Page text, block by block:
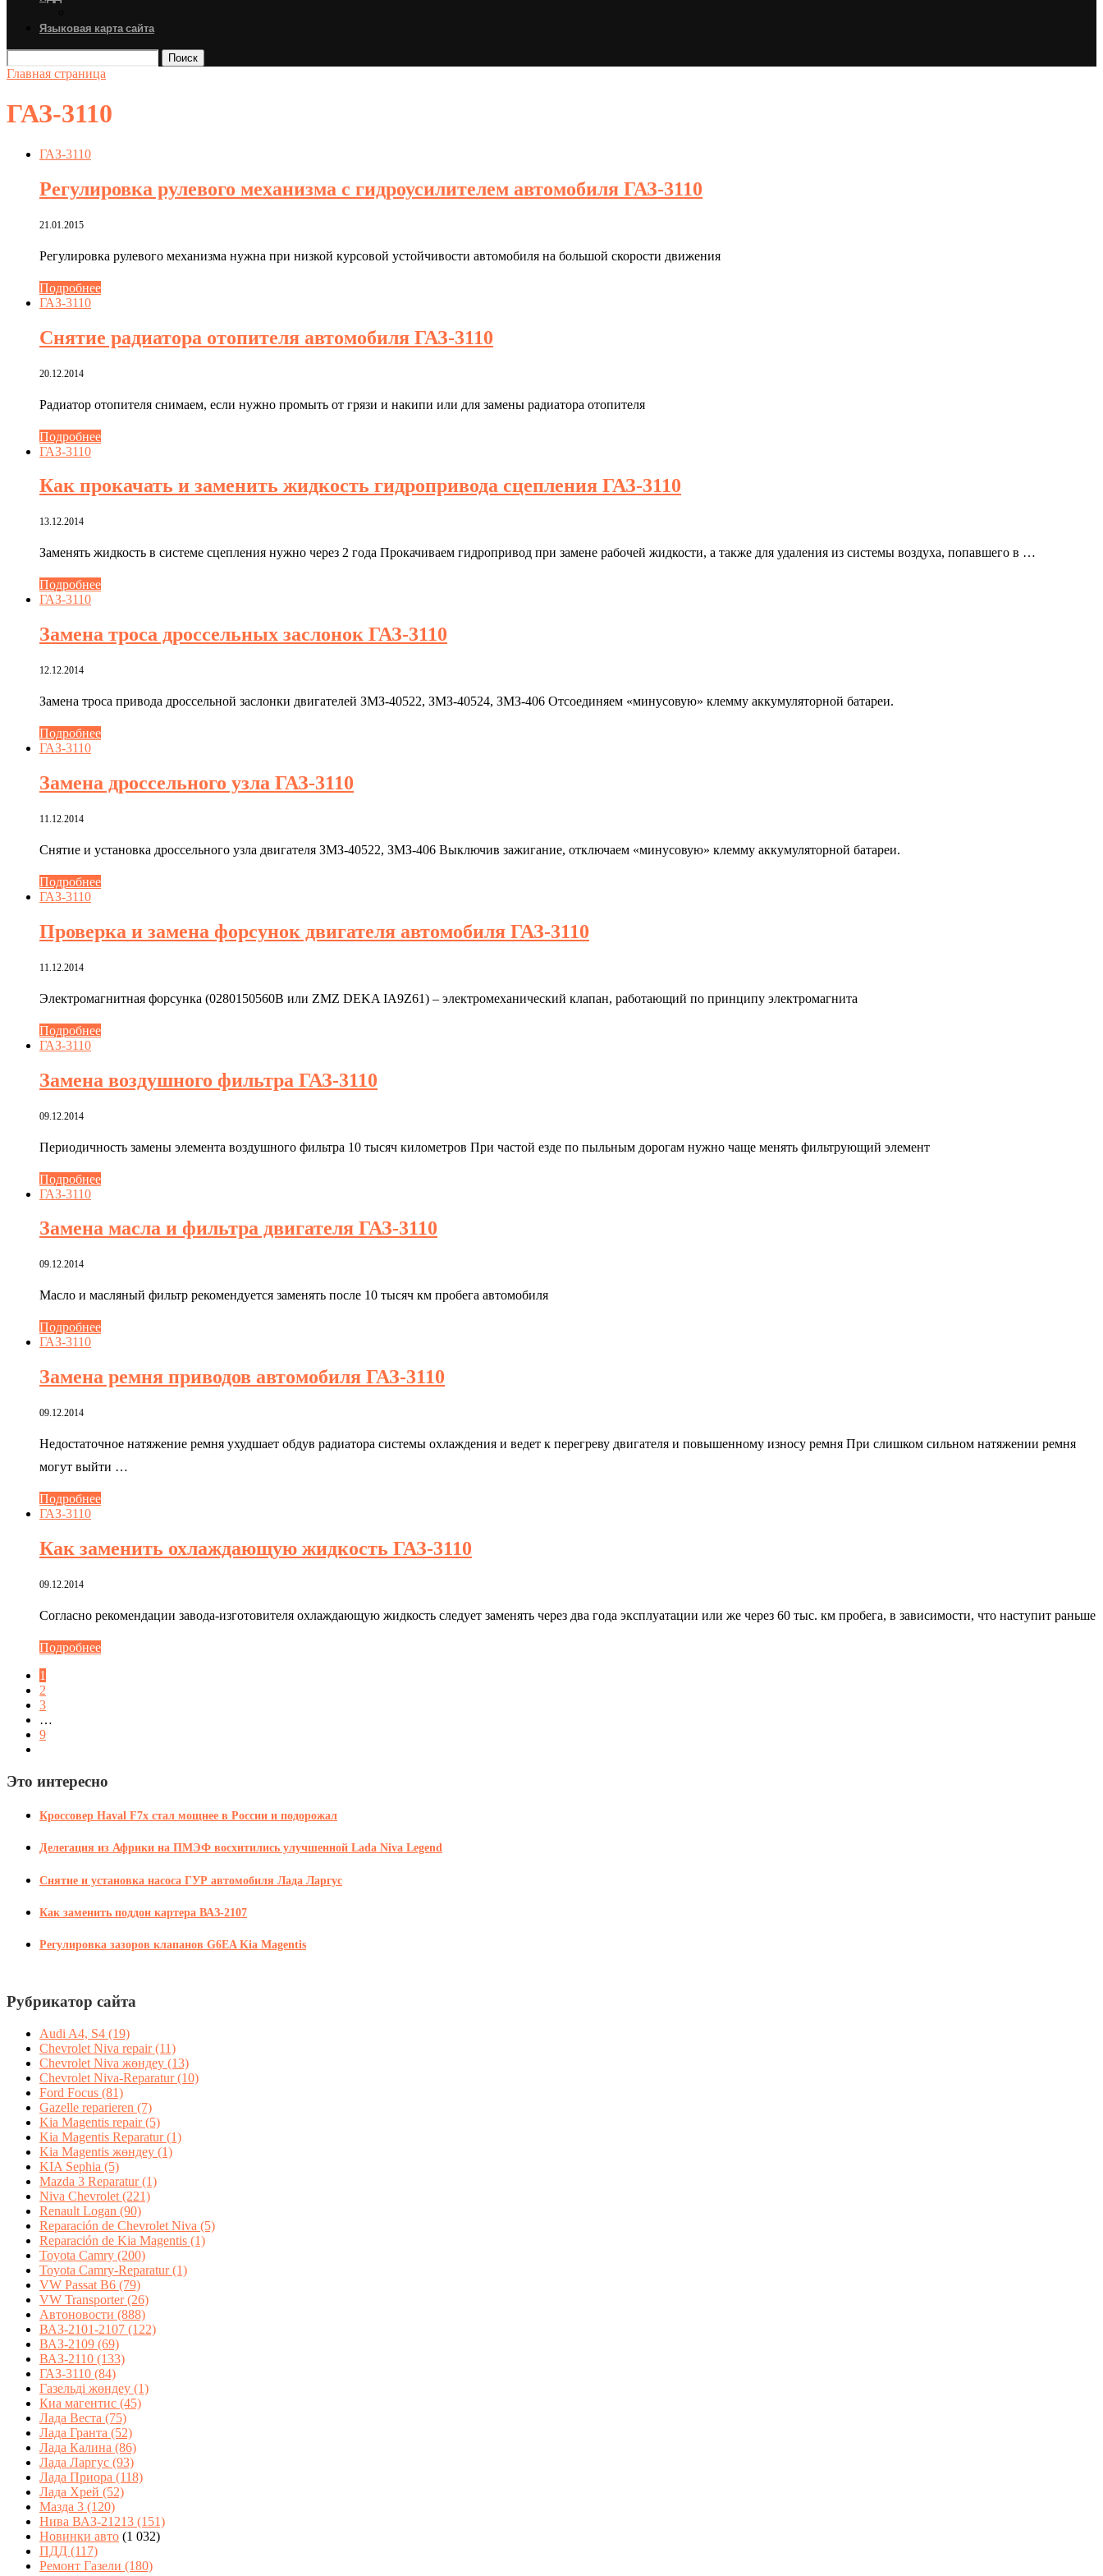
Языковая карта сайта
Поиск
Главная страница
ГАЗ-3110
ГАЗ-3110
Регулировка рулевого механизма с гидроусилителем автомобиля ГАЗ-3110
21.01.2015
Регулировка рулевого механизма нужна при низкой курсовой устойчивости автомобиля на большой скорости движения
Подробнее
ГАЗ-3110
Снятие радиатора отопителя автомобиля ГАЗ-3110
20.12.2014
Радиатор отопителя снимаем, если нужно промыть от грязи и накипи или для замены радиатора отопителя
Подробнее
ГАЗ-3110
Как прокачать и заменить жидкость гидропривода сцепления ГАЗ-3110
13.12.2014
Заменять жидкость в системе сцепления нужно через 2 года Прокачиваем гидропривод при замене рабочей жидкости, а также для удаления из системы воздуха, попавшего в …
Подробнее
ГАЗ-3110
Замена троса дроссельных заслонок ГАЗ-3110
12.12.2014
Замена троса привода дроссельной заслонки двигателей ЗМЗ-40522, ЗМЗ-40524, ЗМЗ-406 Отсоединяем «минусовую» клемму аккумуляторной батареи.
Подробнее
ГАЗ-3110
Замена дроссельного узла ГАЗ-3110
11.12.2014
Снятие и установка дроссельного узла двигателя ЗМЗ-40522, ЗМЗ-406 Выключив зажигание, отключаем «минусовую» клемму аккумуляторной батареи.
Подробнее
ГАЗ-3110
Проверка и замена форсунок двигателя автомобиля ГАЗ-3110
11.12.2014
Электромагнитная форсунка (0280150560В или ZMZ DEKA IA9Z61) – электромеханический клапан, работающий по принципу электромагнита
Подробнее
ГАЗ-3110
Замена воздушного фильтра ГАЗ-3110
09.12.2014
Периодичность замены элемента воздушного фильтра 10 тысяч километров При частой езде по пыльным дорогам нужно чаще менять фильтрующий элемент
Подробнее
ГАЗ-3110
Замена масла и фильтра двигателя ГАЗ-3110
09.12.2014
Масло и масляный фильтр рекомендуется заменять после 10 тысяч км пробега автомобиля
Подробнее
ГАЗ-3110
Замена ремня приводов автомобиля ГАЗ-3110
09.12.2014
Недостаточное натяжение ремня ухудшает обдув радиатора системы охлаждения и ведет к перегреву двигателя и повышенному износу ремня При слишком сильном натяжении ремня
могут выйти …
Подробнее
ГАЗ-3110
Как заменить охлаждающую жидкость ГАЗ-3110
09.12.2014
Согласно рекомендации завода-изготовителя охлаждающую жидкость следует заменять через два года эксплуатации или же через 60 тыс. км пробега, в зависимости, что наступит раньше
Подробнее
1
2
3
…
9
Это интересно
Кроссовер Haval F7x стал мощнее в России и подорожал
Делегация из Африки на ПМЭФ восхитились улучшенной Lada Niva Legend
Снятие и установка насоса ГУР автомобиля Лада Ларгус
Как заменить поддон картера ВАЗ-2107
Регулировка зазоров клапанов G6EA Kia Magentis
Рубрикатор сайта
Audi A4, S4 (19)
Chevrolet Niva repair(11)
Chevrolet Niva жөндеу (13)
Chevrolet Niva-Reparatur(10)
Ford Focus (81)
Gazelle reparieren (7)
Kia Magentis repair(5)
Kia Magentis Reparatur(1)
Kia Magentis жөндеу (1)
KIA Sephia (5)
Mazda 3 Reparatur(1)
Niva Chevrolet (221)
Renault Logan (90)
Reparación de Chevrolet Niva (5)
Reparación de Kia Magentis (1)
Toyota Camry (200)
Toyota Camry-Reparatur(1)
VW Passat B6 (79)
VW Transporter(26)
Автоновости (888)
ВАЗ-2101-2107 (122)
ВАЗ-2109 (69)
ВАЗ-2110 (133)
ГАЗ-3110 (84)
Газельді жөндеу (1)
Киа магентис (45)
Лада Веста (75)
Лада Гранта (52)
Лада Калина (86)
Лада Ларгус (93)
Лада Приора (118)
Лада Хрей (52)
Мазда 3 (120)
Нива ВАЗ-21213 (151)
Новинки авто (1 032)
ПДД (117)
Ремонт Газели (180)